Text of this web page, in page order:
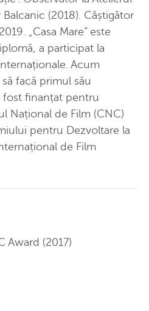
(2018). Câștigător
„Casa Mare” este
a participat la
Acum
facă primul său
fost finanțat pentru
Național de Film (CNC)
pentru Dezvoltare la
de Film
Award (2017)